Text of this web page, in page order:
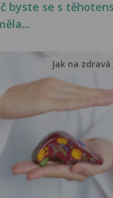
byste se s
Jak na